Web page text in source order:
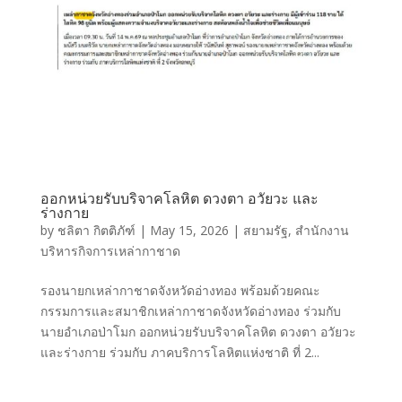
ออกหน่วยรับบริจาคโลหิต ดวงตา อวัยวะ และ
ร่างกาย
by ชลิตา กิตติภัฑ์ | May 15, 2026 | สยามรัฐ, สำนักงาน
บริหารกิจการเหล่ากาชาด
รองนายกเหล่ากาชาดจังหวัดอ่างทอง พร้อมด้วยคณะ
กรรมการและสมาชิกเหล่ากาชาดจังหวัดอ่างทอง ร่วมกับ
นายอำเภอป่าโมก ออกหน่วยรับบริจาคโลหิต ดวงตา อวัยวะ
และร่างกาย ร่วมกับ ภาคบริการโลหิตแห่งชาติ ที่ 2...